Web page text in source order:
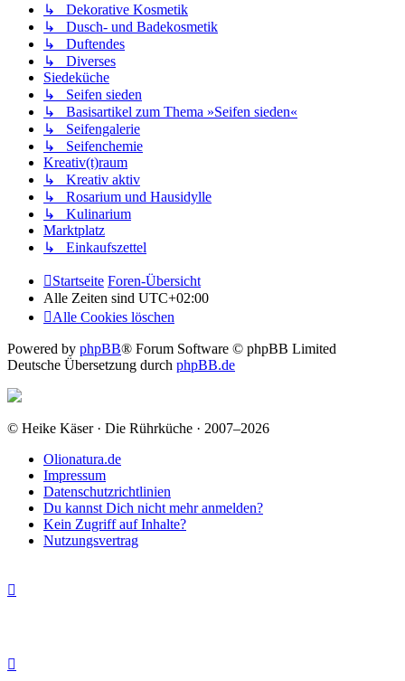
↳ Dekorative Kosmetik
↳ Dusch- und Badekosmetik
↳ Duftendes
↳ Diverses
Siedeküche
↳ Seifen sieden
↳ Basisartikel zum Thema »Seifen sieden«
↳ Seifengalerie
↳ Seifenchemie
Kreativ(t)raum
↳ Kreativ aktiv
↳ Rosarium und Hausidylle
↳ Kulinarium
Marktplatz
↳ Einkaufszettel
Startseite Foren-Übersicht
Alle Zeiten sind UTC+02:00
Alle Cookies löschen
Powered by phpBB® Forum Software © phpBB Limited
Deutsche Übersetzung durch phpBB.de
© Heike Käser · Die Rührküche · 2007–2026
Olionatura.de
Impressum
Datenschutzrichtlinien
Du kannst Dich nicht mehr anmelden?
Kein Zugriff auf Inhalte?
Nutzungsvertrag